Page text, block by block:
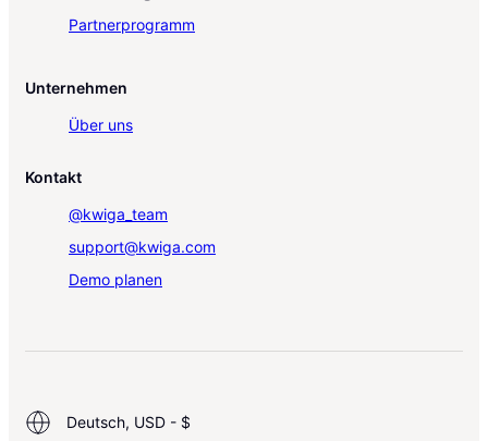
Partnerprogramm
Unternehmen
Über uns
Kontakt
@kwiga_team
support@kwiga.com
Demo planen
Deutsch, USD - $